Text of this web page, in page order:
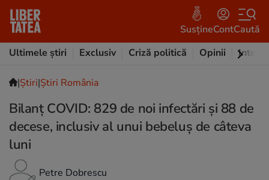
SusțineContCaută
Ultimele știri
Exclusiv Criză politică Opinii
|Ştiri|Știri România
Bilanț COVID: 829 de noi infectări și 88 de
decese, inclusiv al unui bebeluș de câteva
luni
Petre Dobrescu